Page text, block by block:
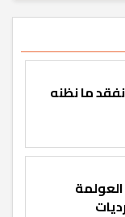
ما نظنه